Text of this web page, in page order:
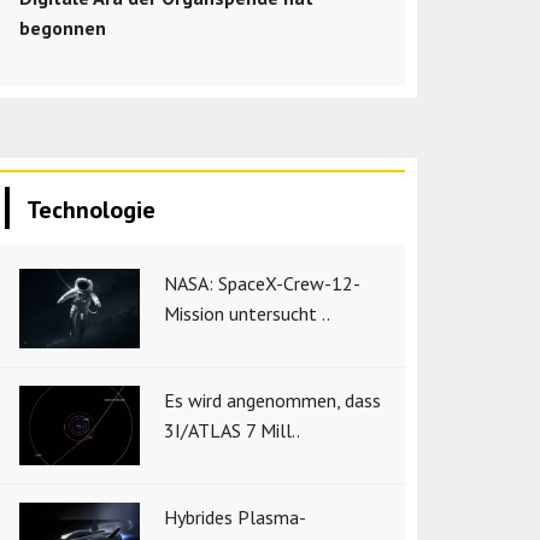
begonnen
Technologie
NASA: SpaceX-Crew-12-
Mission untersucht ..
Es wird angenommen, dass
3I/ATLAS 7 Mill..
Hybrides Plasma-